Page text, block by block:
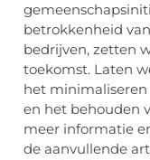
betrokkenheid
bedrijven, zetten
toekomst. Laten
het minimaliseren
en het behouden
meer informatie
de aanvullende